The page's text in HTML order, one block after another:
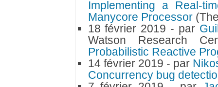
Implementing a Real-
Manycore Processor
18 février 2019 - par
Watson Research
Probabilistic Reactive
14 février 2019 - par
Concurrency bug